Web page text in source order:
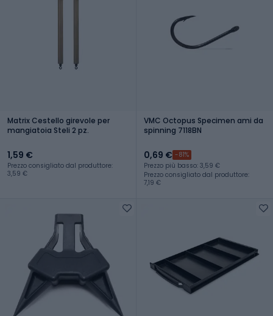
Matrix Cestello girevole per
mangiatoia Steli 2 pz.
1,59 €
Prezzo consigliato dal produttore:
3,59 €
VMC Octopus Specimen ami da
spinning 7118BN
0,69 € -81%
Prezzo più basso: 3,59 €
Prezzo consigliato dal produttore:
7,19 €